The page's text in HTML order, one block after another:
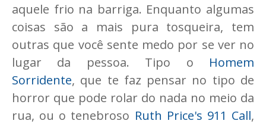
aquele frio na barriga. Enquanto algumas
coisas são a mais pura tosqueira, tem
outras que você sente medo por se ver no
lugar da pessoa. Tipo o Homem
Sorridente, que te faz pensar no tipo de
horror que pode rolar do nada no meio da
rua, ou o tenebroso Ruth Price's 911 Call,